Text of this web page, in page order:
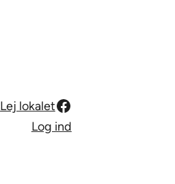
Lej lokaletFacebook
Log ind